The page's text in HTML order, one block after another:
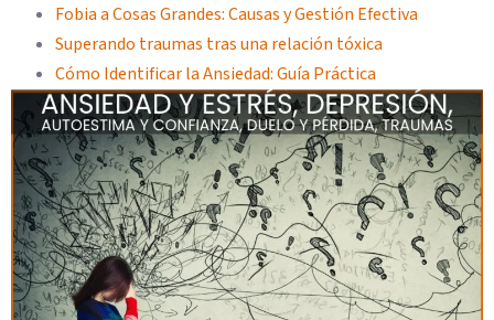
Fobia a Cosas Grandes: Causas y Gestión Efectiva
Superando traumas tras una relación tóxica
Cómo Identificar la Ansiedad: Guía Práctica